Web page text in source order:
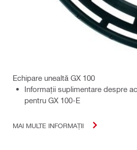
Echipare unealtă GX 100
Informaţii suplimentare despre
pentru GX 100-E
MAI MULTE INFORMAȚII